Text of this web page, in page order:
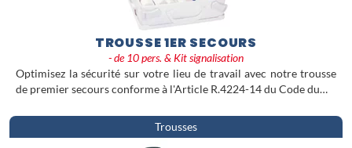
TROUSSE 1ER SECOURS
- de 10 pers. & Kit signalisation
Optimisez la sécurité sur votre lieu de travail avec notre trousse
de premier secours conforme à l'Article R.4224-14 du Code du…
Trousses